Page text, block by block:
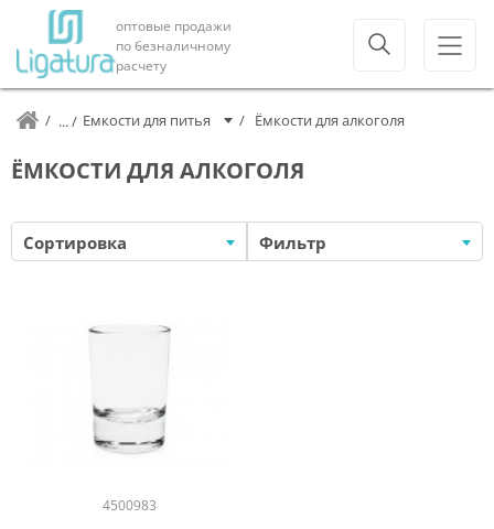
оптовые продажи
по безналичному
расчету
Емкости для питья Ёмкости для алкоголя
ЁМКОСТИ ДЛЯ АЛКОГОЛЯ
Сортировка Фильтр
4500983